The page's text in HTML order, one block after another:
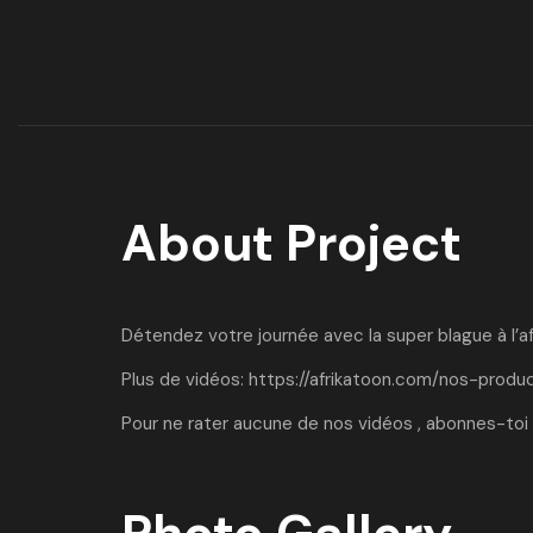
About Project
Détendez votre journée avec la super blague à
Plus de vidéos: https://afrikatoon.com/nos-
Pour ne rater aucune de nos vidéos , abonnes-